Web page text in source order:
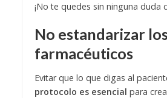
¡No te quedes sin ninguna duda
No estandarizar
farmacéuticos
Evitar que lo que digas al
protocolo es esencial para